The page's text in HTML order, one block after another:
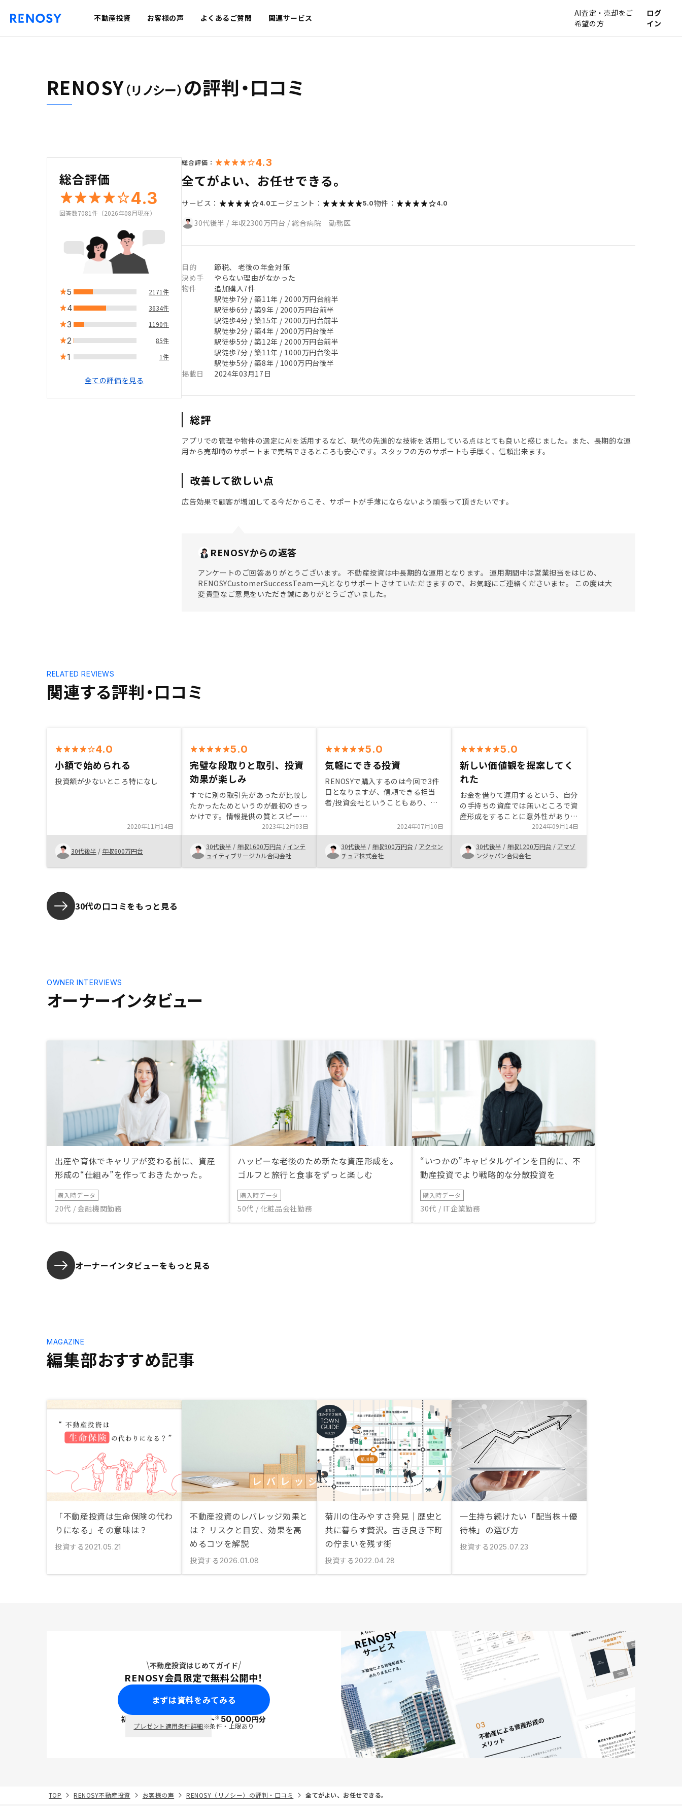
不動産投資 お客様の声 よくあるご質問 関連サービス
AI査定・売却をご
希望の方
ログ
イン
RENOSY（リノシー） の評判・口コミ
総合評価
4.3
回答数7081件（2026年08月現在）
5 2171件
4 3634件
3 1190件
2 85件
1 1件
全ての評価を見る
総合評価： 4.3
全てがよい、お任せできる。
サービス： 4.0エージェント： 5.0物件： 4.0
30代後半 / 年収2300万円台 / 総合病院 勤務医
目的
節税、 老後の年金対策
決め手
やらない理由がなかった
物件
追加購入7件
駅徒歩7分 / 築11年 / 2000万円台前半
駅徒歩6分 / 築9年 / 2000万円台前半
駅徒歩4分 / 築15年 / 2000万円台前半
駅徒歩2分 / 築4年 / 2000万円台後半
駅徒歩5分 / 築12年 / 2000万円台前半
駅徒歩7分 / 築11年 / 1000万円台後半
駅徒歩5分 / 築8年 / 1000万円台後半
掲載日
2024年03月17日
総評
アプリでの管理や物件の選定にAIを活用するなど、現代の先進的な技術を活用している点はとても良いと感じました。また、長期的な運
用から売却時のサポートまで完結できるところも安心です。スタッフの方のサポートも手厚く、信頼出来ます。
改善して欲しい点
広告効果で顧客が増加してる今だからこそ、サポートが手薄にならないよう頑張って頂きたいです。
RENOSYからの返答
アンケートのご回答ありがとうございます。 不動産投資は中長期的な運用となります。 運用期間中は営業担当をはじめ、
RENOSYCustomerSuccessTeam一丸となりサポートさせていただきますので、お気軽にご連絡くださいませ。 この度は大
変貴重なご意見をいただき誠にありがとうございました。
関連する評判・口コミ
RELATED REVIEWS
4.0
小額で始められる
投資額が少ないところ特になし
2020年11月14日
30代後半 / 年収600万円台
5.0
完璧な段取りと取引、投資
効果が楽しみ
すでに別の取引先があったが比較し
たかったためというのが最初のきっ
かけです。情報提供の質とスピード
が圧倒的でタイミングも外さなかっ
た。長期的に見たときに自分にとっ
てメリットのある提案でした。また
担当者の質も情熱も一番でした。投
資効果次第ではありますが一本化も
2023年12月03日
30代後半 / 年収1600万円台 / インテ
ュイティブサージカル合同会社
5.0
気軽にできる投資
RENOSYで購入するのは今回で3件
目となりますが、信頼できる担当
者/投資会社ということもあり、余
できました。 また、契約処理につ
いても1件目購入時よりも簡素化さ
れてきており、ストレスなく購入で
きます。 忙しい方、自ら不動産管
理をすることを考えていない方に
2024年07月10日
30代後半 / 年収900万円台 / アクセン
チュア株式会社
5.0
新しい価値観を提案してく
れた
お金を借りて運用するという、自分
の手持ちの資産では無いところで資
産形成をすることに意外性があり興
味を持った。中でも、儲けていくや
り方ではなく、節税という運用方法
もリスクを取りに行っていない感じ
があり良かった。
2024年09月14日
30代後半 / 年収1200万円台 / アマゾ
ンジャパン合同会社
30代の口コミをもっと見る
オーナーインタビュー
OWNER INTERVIEWS
出産や育休でキャリアが変わる前に、資産
形成の“仕組み”を作っておきたかった。
購入時データ
20代 / 金融機関勤務
ハッピーな老後のため新たな資産形成を。
ゴルフと旅行と食事をずっと楽しむ
購入時データ
50代 / 化粧品会社勤務
“いつかの”キャピタルゲインを目的に、不
動産投資でより戦略的な分散投資を
購入時データ
30代 / IT企業勤務
オーナーインタビューをもっと見る
編集部おすすめ記事
MAGAZINE
「不動産投資は生命保険の代わ
りになる」その意味は？
投資する 2021.05.21
不動産投資のレバレッジ効果と
は？ リスクと目安、効果を高
めるコツを解説
投資する 2026.01.08
菊川の住みやすさ発見｜歴史と
共に暮らす贅沢。古き良き下町
の佇まいを残す街
投資する 2022.04.28
一生持ち続けたい「配当株＋優
待株」の選び方
投資する 2025.07.23
不動産投資はじめてガイド
RENOSY会員限定で無料公開中！
まずは資料をみてみる
初回面談で ポイント※50,000円分
プレゼント適用条件詳細※条件・上限あり
TOP RENOSY不動産投資 お客様の声 RENOSY（リノシー）の評判・口コミ 全てがよい、お任せできる。